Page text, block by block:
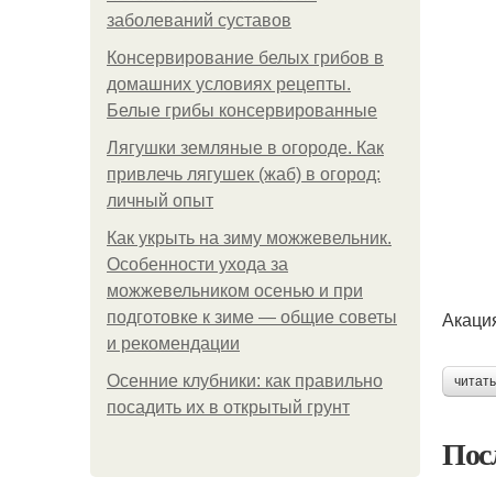
заболеваний суставов
Консервирование белых грибов в
домашних условиях рецепты.
Белые грибы консервированные
Лягушки земляные в огороде. Как
привлечь лягушек (жаб) в огород:
личный опыт
Как укрыть на зиму можжевельник.
Особенности ухода за
можжевельником осенью и при
подготовке к зиме — общие советы
и рекомендации
Осенние клубники: как правильно
посадить их в открытый грунт